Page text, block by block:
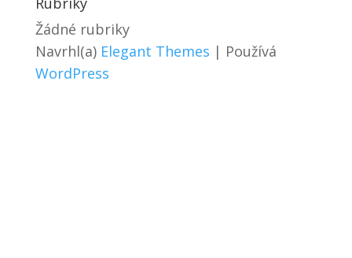
Žádné rubriky
Navrhl(a) Elegant Themes | Používá
WordPress